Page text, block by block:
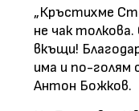
„Кръстихме
не чак толкова.
вкъщи!
има и по-голям
Антон Божков.